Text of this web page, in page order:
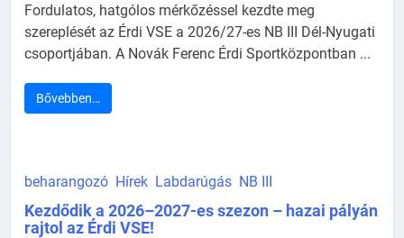
Fordulatos, hatgólos mérkőzéssel kezdte meg
szereplését az Érdi VSE a 2026/27-es NB III Dél-Nyugati
csoportjában. A Novák Ferenc Érdi Sportközpontban ...
Bővebben…
beharangozó Hírek Labdarúgás NB III
Kezdődik a 2026–2027-es szezon – hazai pályán
rajtol az Érdi VSE!